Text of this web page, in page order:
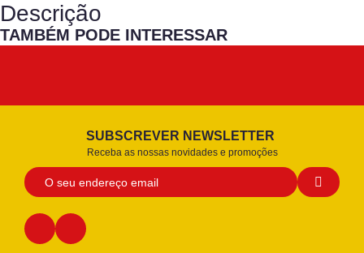
Descrição
TAMBÉM PODE INTERESSAR
SUBSCREVER NEWSLETTER
Receba as nossas novidades e promoções